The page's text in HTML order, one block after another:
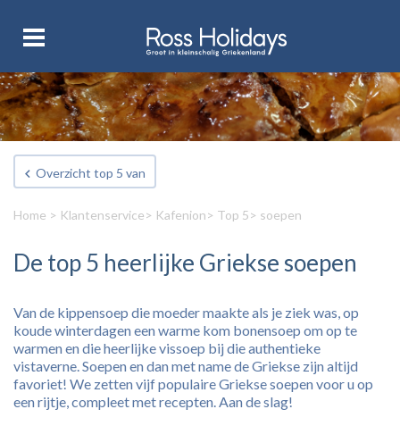
Overzicht top 5 van
Home > Klantenservice> Kafenion> Top 5> soepen
De top 5 heerlijke Griekse soepen
Van de kippensoep die moeder maakte als je ziek was, op
koude winterdagen een warme kom bonensoep om op te
warmen en die heerlijke vissoep bij die authentieke
vistaverne. Soepen en dan met name de Griekse zijn altijd
favoriet! We zetten vijf populaire Griekse soepen voor u op
een rijtje, compleet met recepten. Aan de slag!